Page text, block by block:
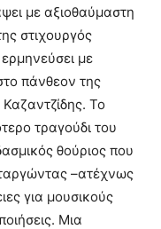
με αξιοθαύμαστη
στιχουργός
με
πάνθεον της
Το
τραγούδι του
θούριος που
–ατέχνως
για μουσικούς
Μια